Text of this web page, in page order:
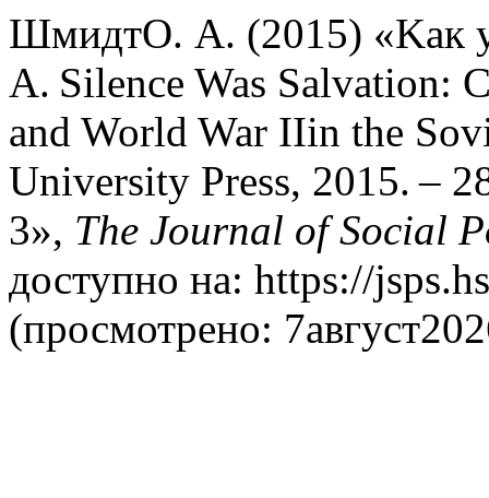
ШмидтО. А. (2015) «Kак
A. Silence Was Salvation:
and World War IIin the
University Press, 2015. –
3», The Journal of Social
доступно на: https://
(просмотрено: